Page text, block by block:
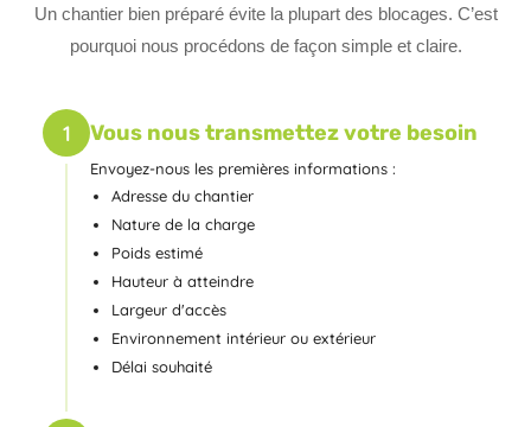
Un chantier bien préparé évite la plupart des blocages. C’est
pourquoi nous procédons de façon simple et claire.
1 Vous nous transmettez votre besoin
Envoyez-nous les premières informations :
Adresse du chantier
Nature de la charge
Poids estimé
Hauteur à atteindre
Largeur d'accès
Environnement intérieur ou extérieur
Délai souhaité